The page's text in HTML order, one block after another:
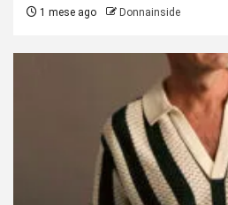
1 mese ago Donnainside